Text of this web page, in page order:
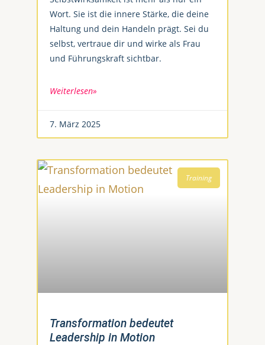
Wort. Sie ist die innere Stärke, die deine
Haltung und dein Handeln prägt. Sei du
selbst, vertraue dir und wirke als Frau
und Führungskraft sichtbar.
Weiterlesen»
7. März 2025
Training
Transformation bedeutet
Leadership in Motion